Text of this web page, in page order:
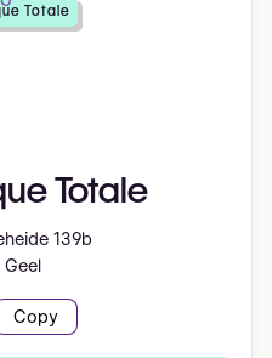
Totale
139b
Geel
Copy
Totale